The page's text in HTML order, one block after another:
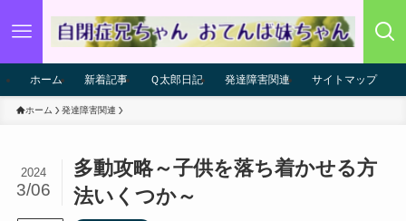
ホーム 新着記事 Ｑ太郎日記 発達障害関連 サイトマップ
ホーム 発達障害関連
多動攻略～子供を落ち着かせる方
法いくつか～
2024
3/06